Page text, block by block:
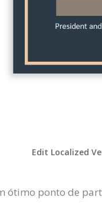
Edit Localized
ótimo ponto de